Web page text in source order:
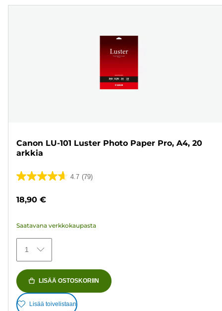
Canon LU-101 Luster Photo Paper Pro, A4, 20
arkkia
4.7 (79)
4.7/5
79
18,90 €
Saatavana verkkokaupasta
1
LISÄÄ OSTOSKORIIN
Lisää toivelistaan